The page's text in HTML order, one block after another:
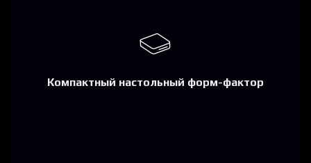
Компактный настольный форм-фактор